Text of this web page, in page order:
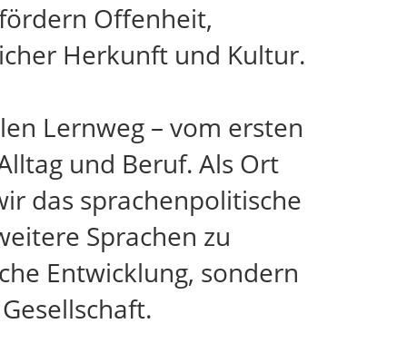
Offenheit,
Herkunft und Kultur.
Lernweg – vom ersten
und Beruf. Als Ort
das sprachenpolitische
Sprachen zu
Entwicklung, sondern